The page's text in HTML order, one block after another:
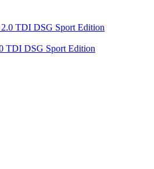
TDI DSG Sport Edition